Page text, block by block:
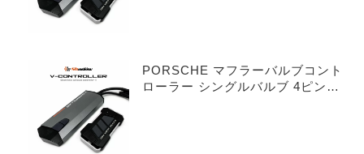
PORSCHE マフラーバルブコント
ローラー シングルバルブ 4ピンタ